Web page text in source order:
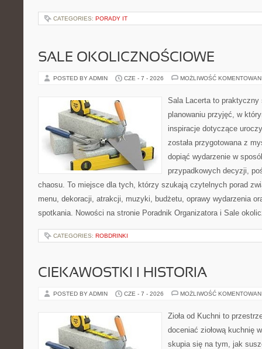
CATEGORIES: PORADY IT
SALE OKOLICZNOŚCIOWE
POSTED BY ADMIN CZE - 7 - 2026 MOŻLIWOŚĆ
Sala Lacerta to praktyczny
planowaniu przyjęć, w
inspiracje dotyczące
została przygotowana z
dopiąć wydarzenie w
przypadkowych decyzji,
chaosu. To miejsce dla tych, którzy szukają czytelnych porad
menu, dekoracji, atrakcji, muzyki, budżetu, oprawy wydarzenia
spotkania. Nowości na stronie Poradnik Organizatora i Sale
CATEGORIES: ROBDRINKI
CIEKAWOSTKI I HISTORIA
POSTED BY ADMIN CZE - 7 - 2026 MOŻLIWOŚĆ
Zioła od Kuchni to
doceniać ziołową kuchnię
skupia się na tym, jak